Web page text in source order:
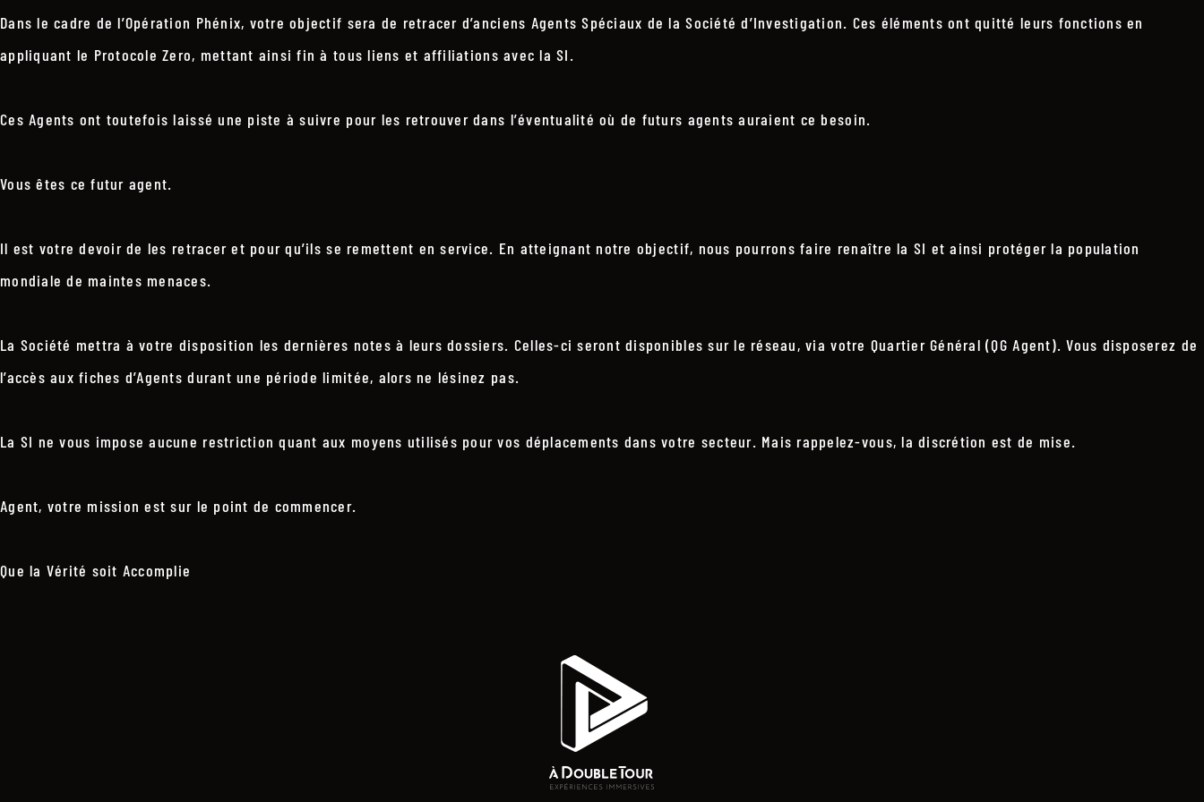
Dans le cadre de l’Opération Phénix, votre objectif sera de retracer d’anciens Agents Spéciaux de la Société d’Investigation. Ces éléments ont quitté leurs fonctions en
appliquant le Protocole Zero, mettant ainsi fin à tous liens et affiliations avec la SI.
Ces Agents ont toutefois laissé une piste à suivre pour les retrouver dans l’éventualité où de futurs agents auraient ce besoin.
Vous êtes ce futur agent.
Il est votre devoir de les retracer et pour qu’ils se remettent en service. En atteignant notre objectif, nous pourrons faire renaître la SI et ainsi protéger la population
mondiale de maintes menaces.
La Société mettra à votre disposition les dernières notes à leurs dossiers. Celles-ci seront disponibles sur le réseau, via votre Quartier Général (QG Agent). Vous disposerez de
l’accès aux fiches d’Agents durant une période limitée, alors ne lésinez pas.
La SI ne vous impose aucune restriction quant aux moyens utilisés pour vos déplacements dans votre secteur. Mais rappelez-vous, la discrétion est de mise.
Agent, votre mission est sur le point de commencer.
Que la Vérité soit Accomplie